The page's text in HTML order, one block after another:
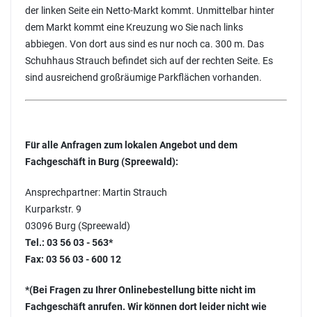
der linken Seite ein Netto-Markt kommt. Unmittelbar hinter
dem Markt kommt eine Kreuzung wo Sie nach links
abbiegen. Von dort aus sind es nur noch ca. 300 m. Das
Schuhhaus Strauch befindet sich auf der rechten Seite. Es
sind ausreichend großräumige Parkflächen vorhanden.
Für alle Anfragen zum lokalen Angebot und dem
Fachgeschäft in Burg (Spreewald):
Ansprechpartner: Martin Strauch
Kurparkstr. 9
03096 Burg (Spreewald)
Tel.: 03 56 03 - 563*
Fax: 03 56 03 - 600 12
*(Bei Fragen zu Ihrer Onlinebestellung bitte nicht im
Fachgeschäft anrufen. Wir können dort leider nicht wie